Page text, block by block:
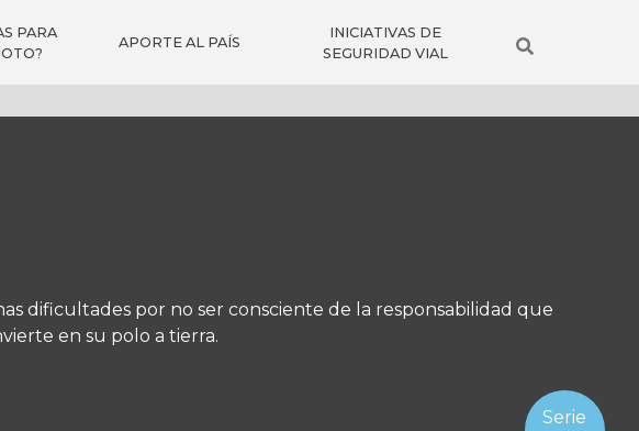
PARA
APORTE AL PAÍS
INICIATIVAS DE
SEGURIDAD VIAL
dificultades por no ser consciente de la responsabilidad que
en su polo a tierra.
Serie